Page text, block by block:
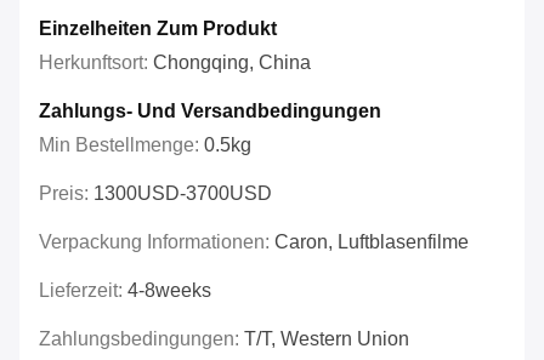
Einzelheiten Zum Produkt
Herkunftsort: Chongqing, China
Zahlungs- Und Versandbedingungen
Min Bestellmenge: 0.5kg
Preis: 1300USD-3700USD
Verpackung Informationen: Caron, Luftblasenfilme
Lieferzeit: 4-8weeks
Zahlungsbedingungen: T/T, Western Union